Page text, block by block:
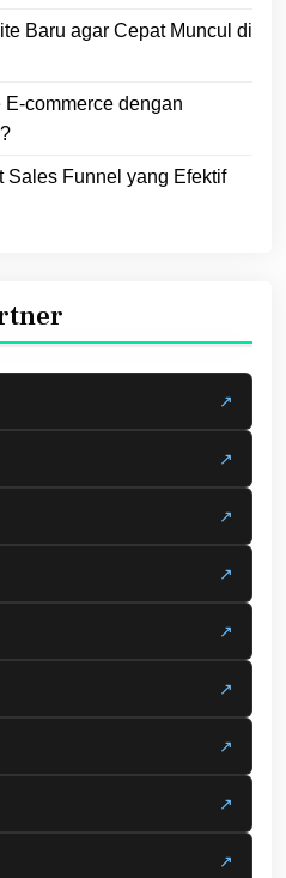
Baru agar Cepat Muncul di
commerce dengan
Sales Funnel yang Efektif
↗
↗
↗
↗
↗
↗
↗
↗
↗